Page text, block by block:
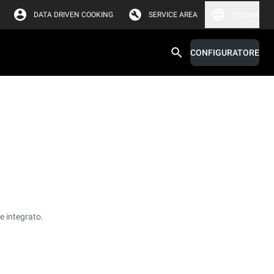
DATA DRIVEN COOKING SERVICE AREA
CONFIGURATORE
integrato.